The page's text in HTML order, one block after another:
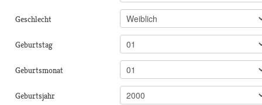
Geschlecht
Geburtstag
Geburtsmonat
Geburtsjahr